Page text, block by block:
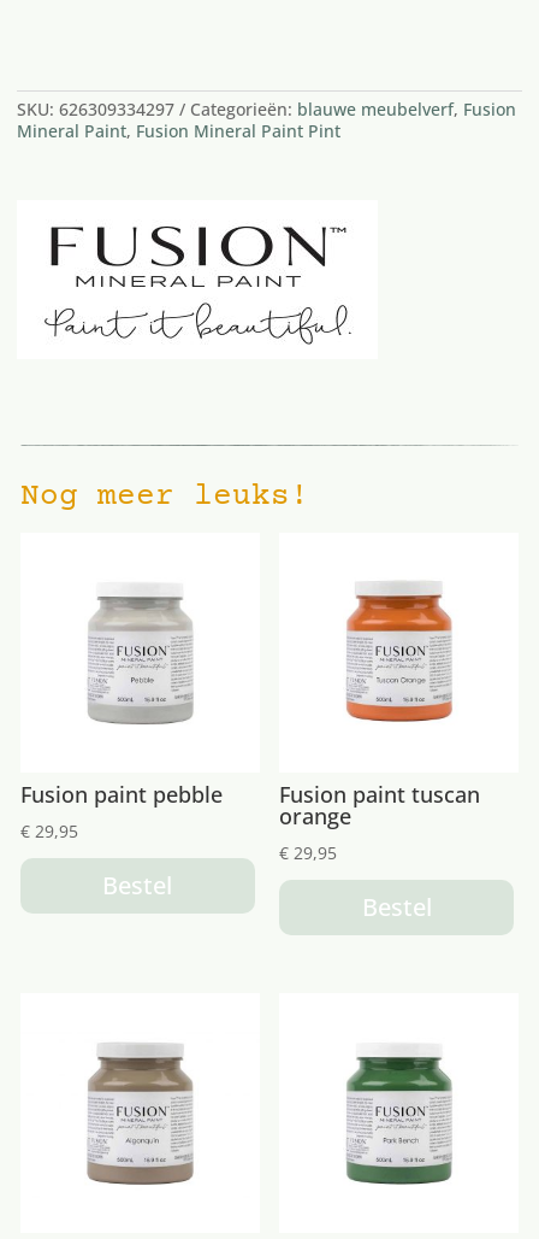
SKU: 626309334297 Categorieën: blauwe meubelverf, Fusion
Mineral Paint, Fusion Mineral Paint Pint
Nog meer leuks!
Fusion paint pebble
€29,95
Bestel
Fusion paint tuscan
orange
€ 29,95
Bestel